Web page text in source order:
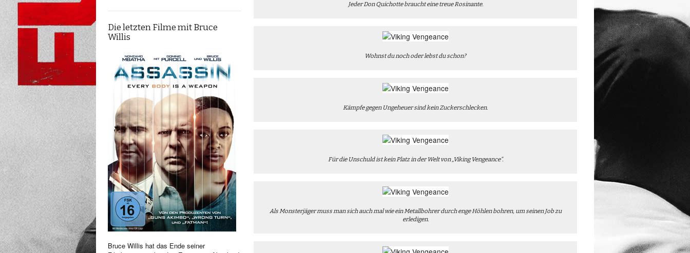
Die letzten Filme mit Bruce
Willis
Bruce Willis hat das Ende seiner
Jeder Don Quichotte braucht eine treue Rosinante.
Wohnst du noch oder lebst du schon?
Kämpfe gegen Ungeheuer sind kein Zuckerschlecken.
Für die Unschuld ist kein Platz in der Welt von „Viking Vengeance“.
Als Monsterjäger muss man sich auch mal wie ein Metallbohrer durch enge Höhlen bohren, um seinen Job zu
erledigen.